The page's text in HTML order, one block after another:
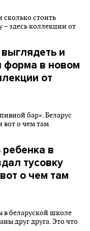
и
форма в новом
от
в
тусовку
о чем там